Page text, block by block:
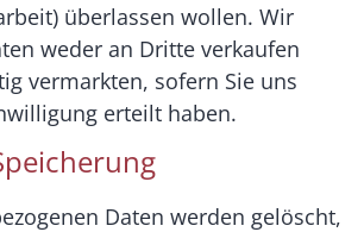
überlassen wollen. Wir
weder an Dritte verkaufen
vermarkten, sofern Sie uns
erteilt haben.
Daten werden gelöscht,